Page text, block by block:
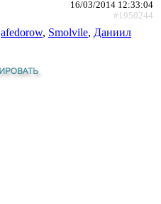
16/03/2014 12:33:04
#1950244
afedorow, Smolvile, Даниил